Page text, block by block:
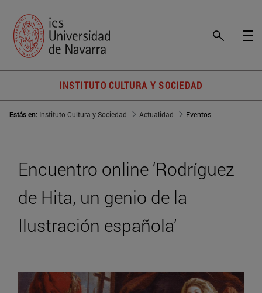
INSTITUTO CULTURA Y SOCIEDAD
Estás en: Instituto Cultura y Sociedad Actualidad Eventos
Encuentro online ‘Rodríguez
de Hita, un genio de la
Ilustración española’